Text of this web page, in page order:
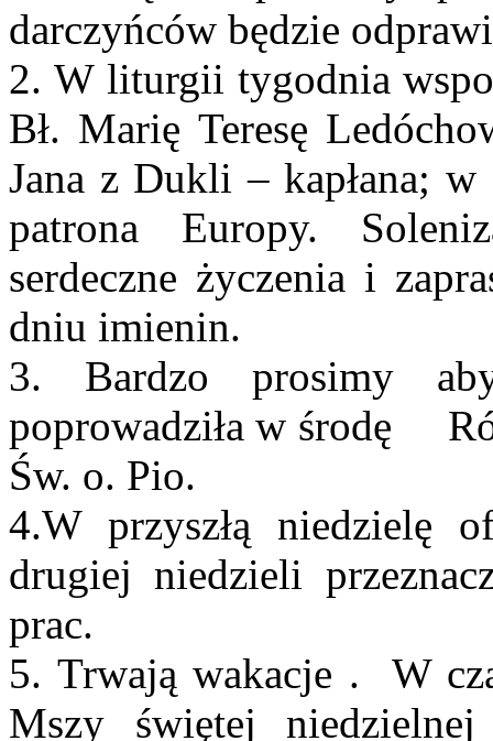
darczyńców będzie
2. W liturgii tygodnia
Bł. Marię Teresę
Jana z Dukli – kapłana;
patrona Europy.
serdeczne życzenia i
dniu imienin.
3. Bardzo prosimy
poprowadziła w środę
Św. o. Pio.
4.W przyszłą niedzielę
drugiej niedzieli
prac.
5. Trwają wakacje . W
Mszy świętej